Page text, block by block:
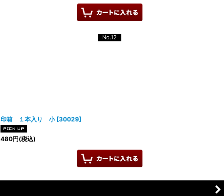
No.12
印箱 １本入り 小 [30029]
480円(税込)